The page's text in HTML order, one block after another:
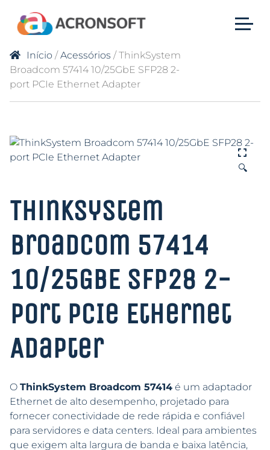
Início /Acessórios / ThinkSystem
Broadcom 57414 10/25GbE SFP28 2-
port PCIe Ethernet Adapter
🔍
ThinkSystem
Broadcom 57414
10/25GbE SFP28 2-
port PCIe Ethernet
Adapter
O ThinkSystem Broadcom 57414 é um adaptador
Ethernet de alto desempenho, projetado para
fornecer conectividade de rede rápida e confiável
para servidores e data centers. Ideal para ambientes
que exigem alta largura de banda e baixa latência,